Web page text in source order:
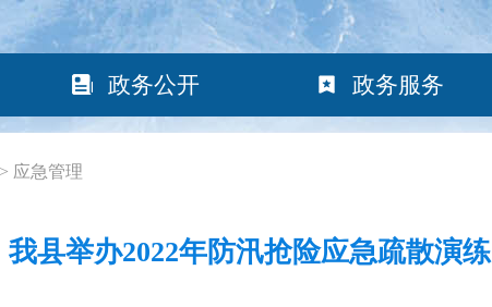
政务公开 政务服务
> 应急管理
我县举办2022年防汛抢险应急疏散演练